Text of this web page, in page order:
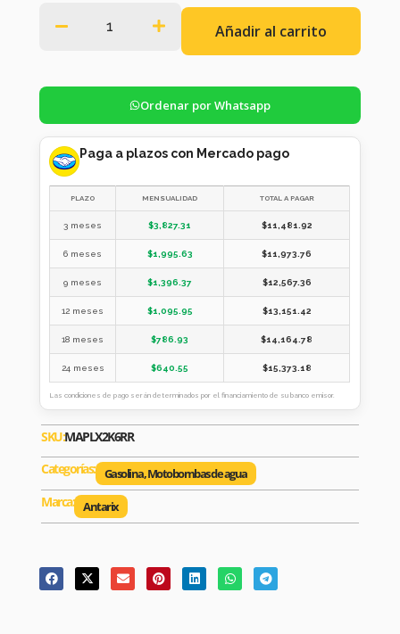
Añadir al carrito
Ordenar por Whatsapp
Paga a plazos con Mercado pago
PLAZO MENSUALIDAD TOTAL A PAGAR
3 meses $3,827.31 $11,481.92
6 meses $1,995.63 $11,973.76
9 meses $1,396.37 $12,567.36
12 meses $1,095.95 $13,151.42
18 meses $786.93 $14,164.78
24 meses $640.55 $15,373.18
Las condiciones de pago serán determinados por el financiamiento de su banco emisor.
SKU:MAPLX2K6RR
Categorías: Gasolina,Motobombas de agua
Marca: Antarix